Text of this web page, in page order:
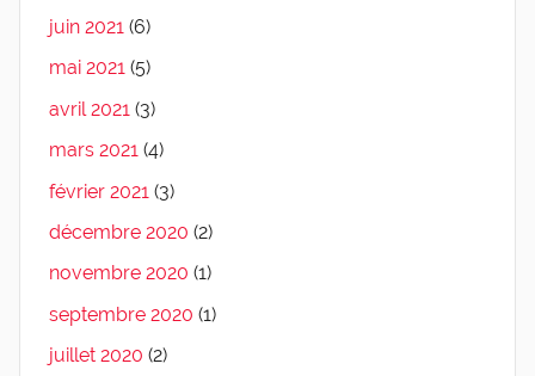
juin 2021 (6)
mai 2021 (5)
avril 2021 (3)
mars 2021 (4)
février 2021 (3)
décembre 2020 (2)
novembre 2020 (1)
septembre 2020 (1)
juillet 2020 (2)